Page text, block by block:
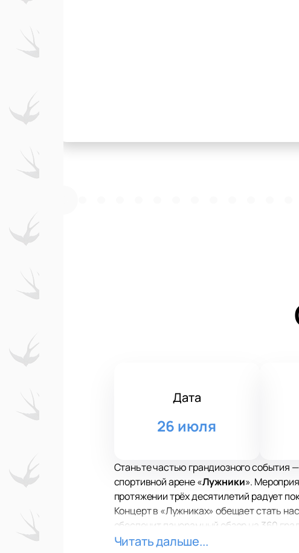
Дата
26 июля
Станьте частью грандиозного события
спортивной арене «Лужники».
протяжении трёх десятилетий радует
Концерт в «Лужниках» обещает стать
обеспечит панорамный обзор на 360
независимо от места в зале. Такое
Читать дальше...